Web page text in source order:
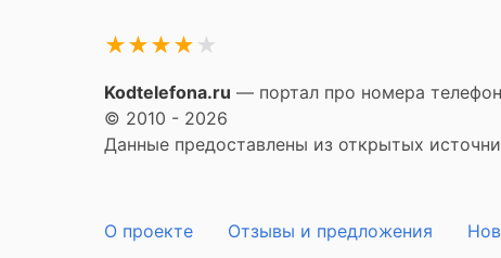
★
★
★
★
★
Kodtelefona.ru — портал про номера
© 2010 - 2026
Данные предоставлены из открытых
О проекте Отзывы и предложения